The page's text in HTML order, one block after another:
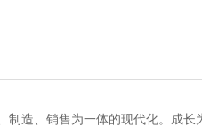
制造、销售为一体的现代化。成